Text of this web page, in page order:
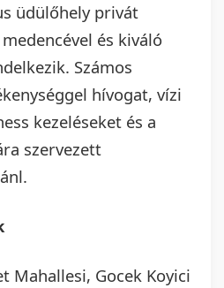
üdülőhely privát
és kiváló
Számos
hívogat, vízi
kezeléseket és a
szervezett
Mahallesi, Gocek Koyici